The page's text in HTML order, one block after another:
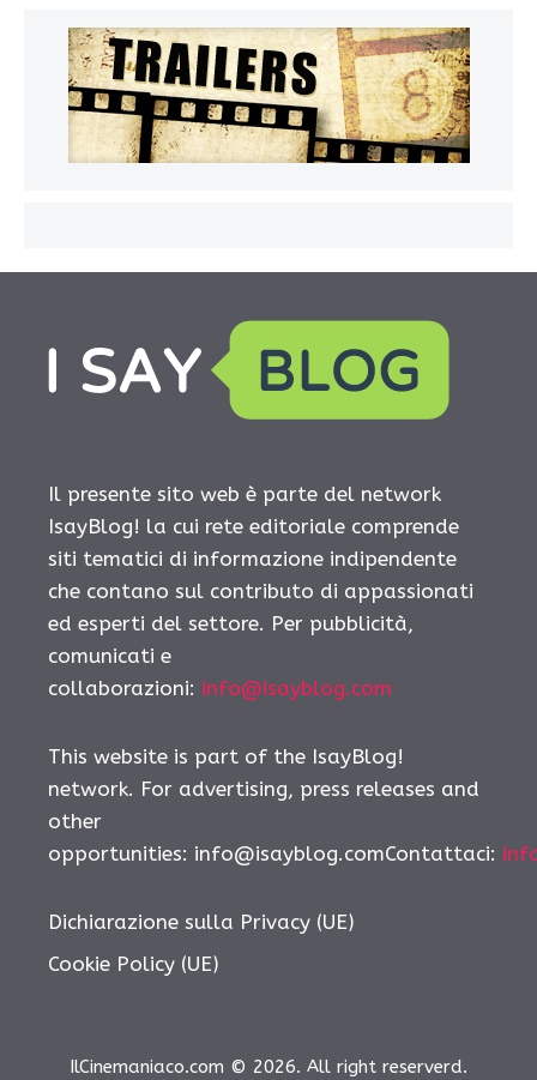
Il presente sito web è parte del network
IsayBlog! la cui rete editoriale comprende
siti tematici di informazione indipendente
che contano sul contributo di appassionati
ed esperti del settore. Per pubblicità,
comunicati e
collaborazioni: info@isayblog.com
This website is part of the IsayBlog!
network. For advertising, press releases and
other
opportunities: info@isayblog.comContattaci:
Dichiarazione sulla Privacy (UE)
Cookie Policy (UE)
IlCinemaniaco.com © 2026. All right reserverd.